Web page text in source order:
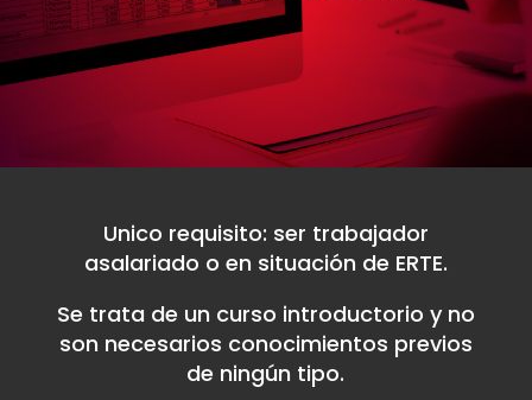
Unico requisito: ser trabajador
asalariado o en situación de ERTE.
Se trata de un curso introductorio y no
son necesarios conocimientos previos
de ningún tipo.